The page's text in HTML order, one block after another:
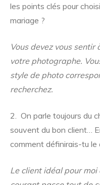
les points clés pour
mariage ?
Vous devez vous sentir
votre photographe.
style de photo
recherchez.
2. On parle toujours du
souvent du bon client…
comment définirais-tu le
Le client idéal pour moi